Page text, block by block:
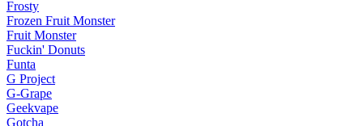
Frosty
Frozen Fruit Monster
Fruit Monster
Fuckin' Donuts
Funta
G Project
G-Grape
Geekvape
Gotcha